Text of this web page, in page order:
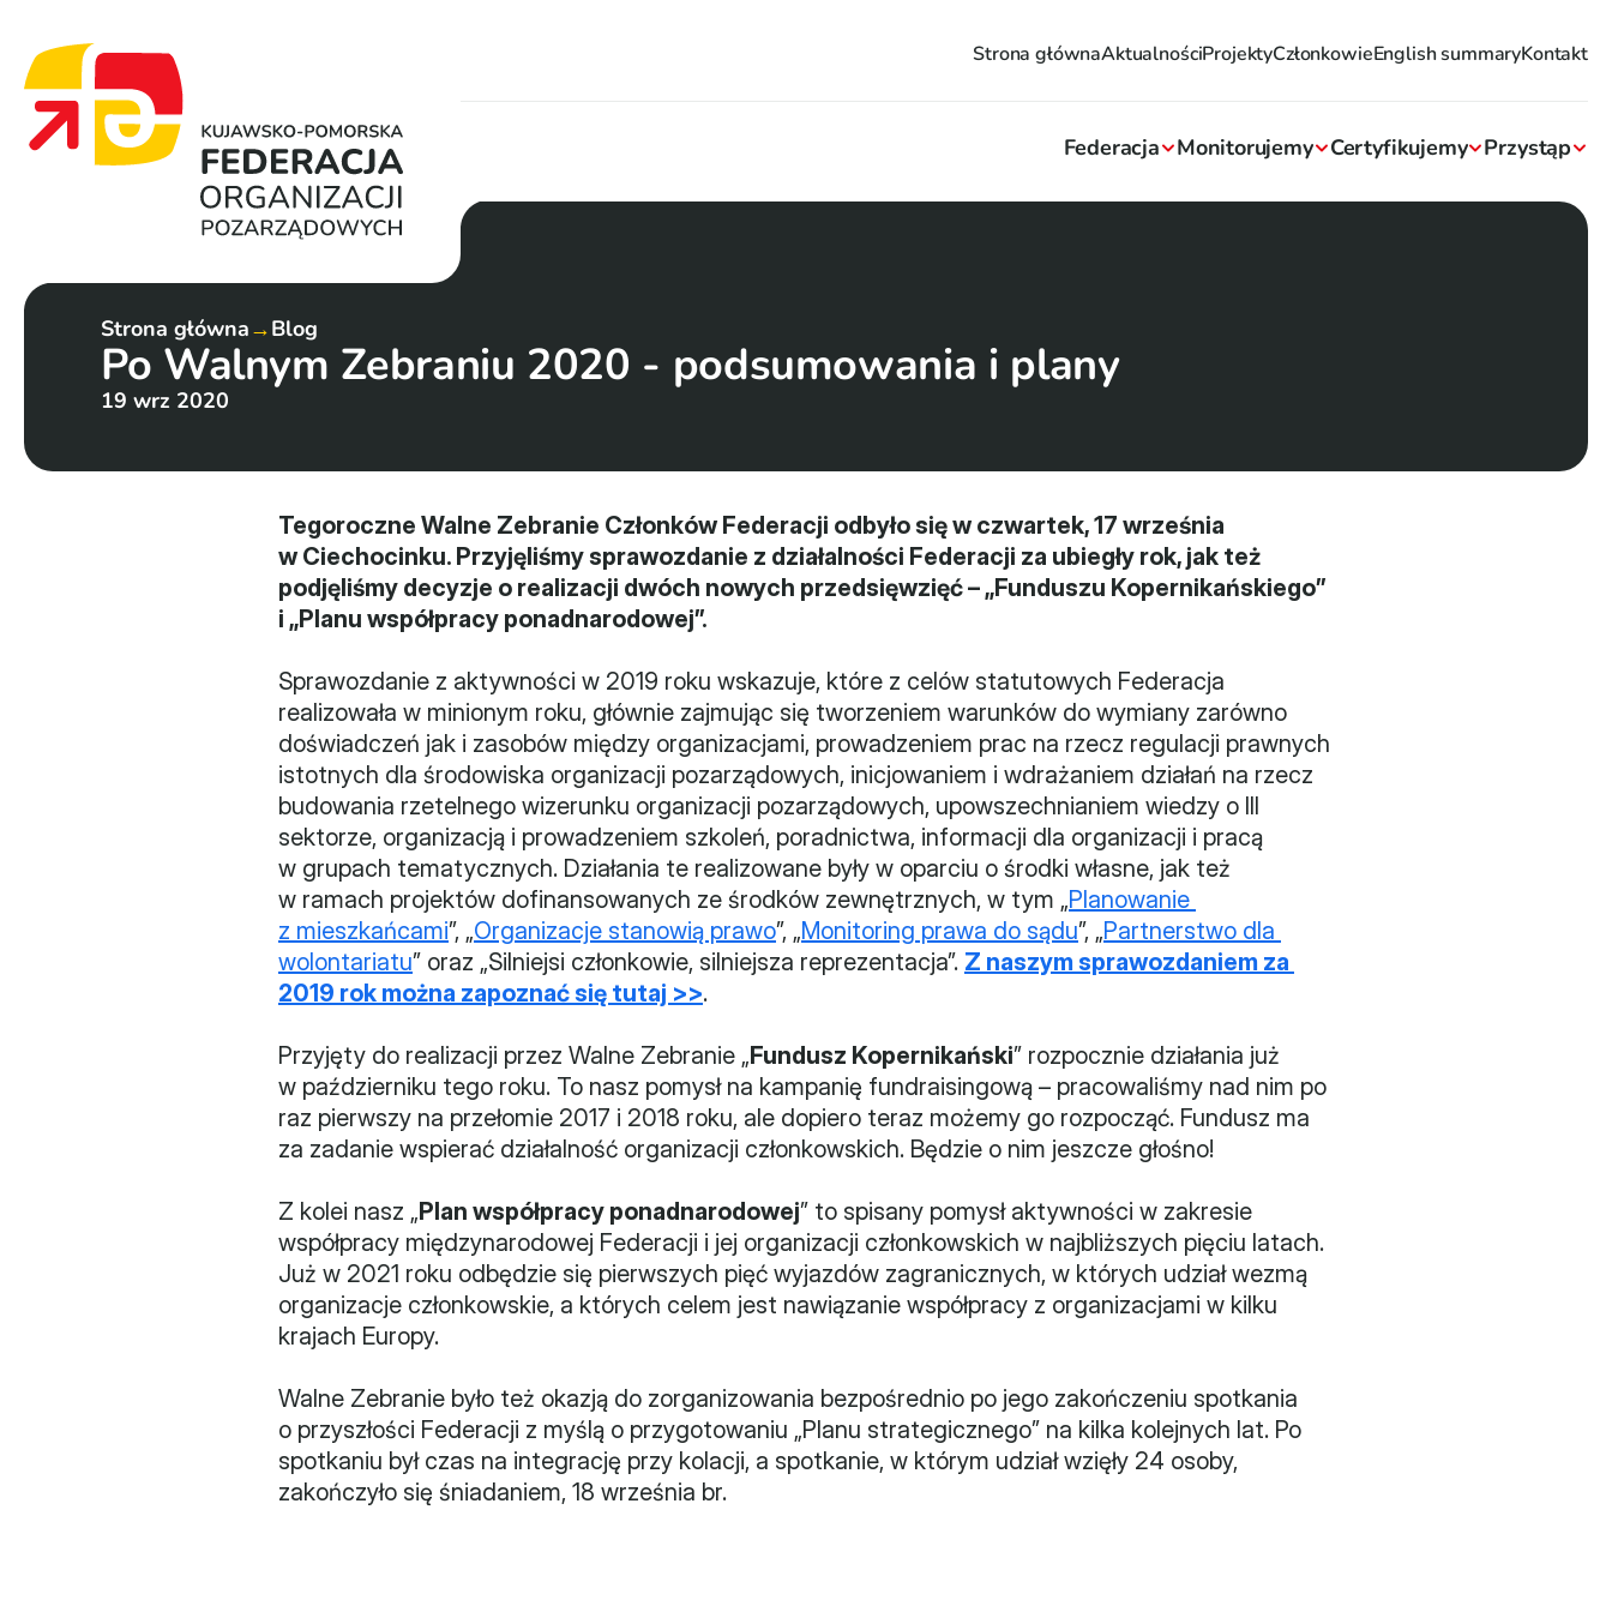
Strona głównaAktualnościProjektyCzłonkowieEnglish summaryKontakt
Federacja Monitorujemy Certyfikujemy Przystąp
Strona główna→Blog
Po Walnym Zebraniu 2020 - podsumowania i plany
19 wrz 2020
Tegoroczne Walne Zebranie Członków Federacji odbyło się w czwartek, 17 września
w Ciechocinku. Przyjęliśmy sprawozdanie z działalności Federacji za ubiegły rok, jak też
podjęliśmy decyzje o realizacji dwóch nowych przedsięwzięć – „Funduszu Kopernikańskiego”
i „Planu współpracy ponadnarodowej”.
Sprawozdanie z aktywności w 2019 roku wskazuje, które z celów statutowych Federacja
realizowała w minionym roku, głównie zajmując się tworzeniem warunków do wymiany zarówno
doświadczeń jak i zasobów między organizacjami, prowadzeniem prac na rzecz regulacji prawnych
istotnych dla środowiska organizacji pozarządowych, inicjowaniem i wdrażaniem działań na rzecz
budowania rzetelnego wizerunku organizacji pozarządowych, upowszechnianiem wiedzy o III
sektorze, organizacją i prowadzeniem szkoleń, poradnictwa, informacji dla organizacji i pracą
w grupach tematycznych. Działania te realizowane były w oparciu o środki własne, jak też
w ramach projektów dofinansowanych ze środków zewnętrznych, w tym „Planowanie
z mieszkańcami”, „Organizacje stanowią prawo”, „Monitoring prawa do sądu”, „Partnerstwo dla
wolontariatu” oraz „Silniejsi członkowie, silniejsza reprezentacja”. Z naszym sprawozdaniem za
2019 rok można zapoznać się tutaj >>.
Przyjęty do realizacji przez Walne Zebranie „Fundusz Kopernikański” rozpocznie działania już
w październiku tego roku. To nasz pomysł na kampanię fundraisingową – pracowaliśmy nad nim po
raz pierwszy na przełomie 2017 i 2018 roku, ale dopiero teraz możemy go rozpocząć. Fundusz ma
za zadanie wspierać działalność organizacji członkowskich. Będzie o nim jeszcze głośno!
Z kolei nasz „Plan współpracy ponadnarodowej” to spisany pomysł aktywności w zakresie
współpracy międzynarodowej Federacji i jej organizacji członkowskich w najbliższych pięciu latach.
Już w 2021 roku odbędzie się pierwszych pięć wyjazdów zagranicznych, w których udział wezmą
organizacje członkowskie, a których celem jest nawiązanie współpracy z organizacjami w kilku
krajach Europy.
Walne Zebranie było też okazją do zorganizowania bezpośrednio po jego zakończeniu spotkania
o przyszłości Federacji z myślą o przygotowaniu „Planu strategicznego” na kilka kolejnych lat. Po
spotkaniu był czas na integrację przy kolacji, a spotkanie, w którym udział wzięły 24 osoby,
zakończyło się śniadaniem, 18 września br.